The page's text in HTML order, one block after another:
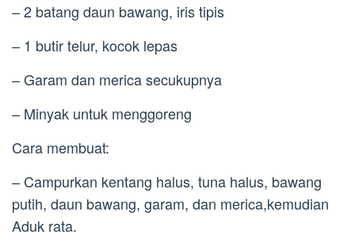
– 2 batang daun bawang, iris tipis
– 1 butir telur, kocok lepas
– Garam dan merica secukupnya
– Minyak untuk menggoreng
Cara membuat:
– Campurkan kentang halus, tuna halus, bawang
putih, daun bawang, garam, dan merica,kemudian
Aduk rata.